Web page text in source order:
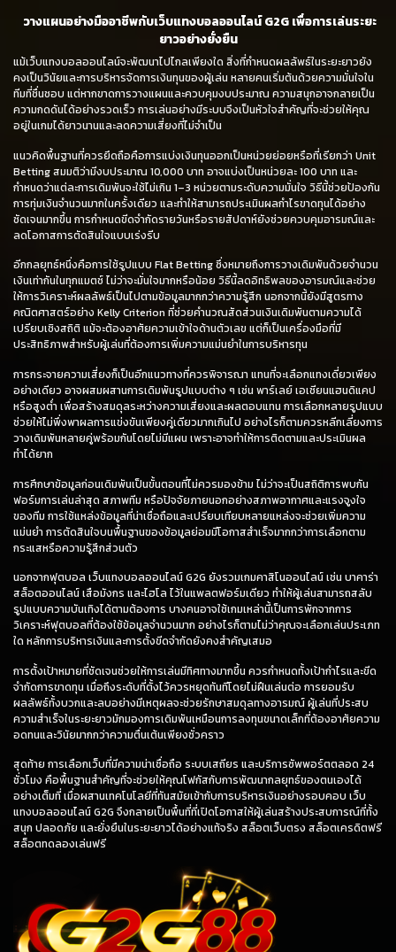
วางแผนอย่างมืออาชีพกับเว็บแทงบอลออนไลน์ G2G เพื่อการเล่นระยะ
ยาวอย่างยั่งยืน
แม้เว็บแทงบอลออนไลน์จะพัฒนาไปไกลเพียงใด สิ่งที่กำหนดผลลัพธ์ในระยะยาวยัง
คงเป็นวินัยและการบริหารจัดการเงินทุนของผู้เล่น หลายคนเริ่มต้นด้วยความมั่นใจใน
ทีมที่ชื่นชอบ แต่หากขาดการวางแผนและควบคุมงบประมาณ ความสนุกอาจกลายเป็น
ความกดดันได้อย่างรวดเร็ว การเล่นอย่างมีระบบจึงเป็นหัวใจสำคัญที่จะช่วยให้คุณ
อยู่ในเกมได้ยาวนานและลดความเสี่ยงที่ไม่จำเป็น
แนวคิดพื้นฐานที่ควรยึดถือคือการแบ่งเงินทุนออกเป็นหน่วยย่อยหรือที่เรียกว่า Unit
Betting สมมติว่ามีงบประมาณ 10,000 บาท อาจแบ่งเป็นหน่วยละ 100 บาท และ
กำหนดว่าแต่ละการเดิมพันจะใช้ไม่เกิน 1–3 หน่วยตามระดับความมั่นใจ วิธีนี้ช่วยป้องกัน
การทุ่มเงินจำนวนมากในครั้งเดียว และทำให้สามารถประเมินผลกำไรขาดทุนได้อย่าง
ชัดเจนมากขึ้น การกำหนดขีดจำกัดรายวันหรือรายสัปดาห์ยังช่วยควบคุมอารมณ์และ
ลดโอกาสการตัดสินใจแบบเร่งรีบ
อีกกลยุทธ์หนึ่งคือการใช้รูปแบบ Flat Betting ซึ่งหมายถึงการวางเดิมพันด้วยจำนวน
เงินเท่ากันในทุกแมตช์ ไม่ว่าจะมั่นใจมากหรือน้อย วิธีนี้ลดอิทธิพลของอารมณ์และช่วย
ให้การวิเคราะห์ผลลัพธ์เป็นไปตามข้อมูลมากกว่าความรู้สึก นอกจากนี้ยังมีสูตรทาง
คณิตศาสตร์อย่าง Kelly Criterion ที่ช่วยคำนวณสัดส่วนเงินเดิมพันตามความได้
เปรียบเชิงสถิติ แม้จะต้องอาศัยความเข้าใจด้านตัวเลข แต่ก็เป็นเครื่องมือที่มี
ประสิทธิภาพสำหรับผู้เล่นที่ต้องการเพิ่มความแม่นยำในการบริหารทุน
การกระจายความเสี่ยงก็เป็นอีกแนวทางที่ควรพิจารณา แทนที่จะเลือกแทงเดี่ยวเพียง
อย่างเดียว อาจผสมผสานการเดิมพันรูปแบบต่าง ๆ เช่น พาร์เลย์ เอเชียนแฮนดิแคป
หรือสูงต่ำ เพื่อสร้างสมดุลระหว่างความเสี่ยงและผลตอบแทน การเลือกหลายรูปแบบ
ช่วยให้ไม่พึ่งพาผลการแข่งขันเพียงคู่เดียวมากเกินไป อย่างไรก็ตามควรหลีกเลี่ยงการ
วางเดิมพันหลายคู่พร้อมกันโดยไม่มีแผน เพราะอาจทำให้การติดตามและประเมินผล
ทำได้ยาก
การศึกษาข้อมูลก่อนเดิมพันเป็นขั้นตอนที่ไม่ควรมองข้าม ไม่ว่าจะเป็นสถิติการพบกัน
ฟอร์มการเล่นล่าสุด สภาพทีม หรือปัจจัยภายนอกอย่างสภาพอากาศและแรงจูงใจ
ของทีม การใช้แหล่งข้อมูลที่น่าเชื่อถือและเปรียบเทียบหลายแหล่งจะช่วยเพิ่มความ
แม่นยำ การตัดสินใจบนพื้นฐานของข้อมูลย่อมมีโอกาสสำเร็จมากกว่าการเลือกตาม
กระแสหรือความรู้สึกส่วนตัว
นอกจากฟุตบอล เว็บแทงบอลออนไลน์ G2G ยังรวมเกมคาสิโนออนไลน์ เช่น บาคาร่า
สล็อตออนไลน์ เสือมังกร และไฮโล ไว้ในแพลตฟอร์มเดียว ทำให้ผู้เล่นสามารถสลับ
รูปแบบความบันเทิงได้ตามต้องการ บางคนอาจใช้เกมเหล่านี้เป็นการพักจากการ
วิเคราะห์ฟุตบอลที่ต้องใช้ข้อมูลจำนวนมาก อย่างไรก็ตามไม่ว่าคุณจะเลือกเล่นประเภท
ใด หลักการบริหารเงินและการตั้งขีดจำกัดยังคงสำคัญเสมอ
การตั้งเป้าหมายที่ชัดเจนช่วยให้การเล่นมีทิศทางมากขึ้น ควรกำหนดทั้งเป้ากำไรและขีด
จำกัดการขาดทุน เมื่อถึงระดับที่ตั้งไว้ควรหยุดทันทีโดยไม่ฝืนเล่นต่อ การยอมรับ
ผลลัพธ์ทั้งบวกและลบอย่างมีเหตุผลจะช่วยรักษาสมดุลทางอารมณ์ ผู้เล่นที่ประสบ
ความสำเร็จในระยะยาวมักมองการเดิมพันเหมือนการลงทุนขนาดเล็กที่ต้องอาศัยความ
อดทนและวินัยมากกว่าความตื่นเต้นเพียงชั่วคราว
สุดท้าย การเลือกเว็บที่มีความน่าเชื่อถือ ระบบเสถียร และบริการซัพพอร์ตตลอด 24
ชั่วโมง คือพื้นฐานสำคัญที่จะช่วยให้คุณโฟกัสกับการพัฒนากลยุทธ์ของตนเองได้
อย่างเต็มที่ เมื่อผสานเทคโนโลยีที่ทันสมัยเข้ากับการบริหารเงินอย่างรอบคอบ เว็บ
แทงบอลออนไลน์ G2G จึงกลายเป็นพื้นที่ที่เปิดโอกาสให้ผู้เล่นสร้างประสบการณ์ที่ทั้ง
สนุก ปลอดภัย และยั่งยืนในระยะยาวได้อย่างแท้จริง สล็อตเว็บตรง สล็อตเครดิตฟรี
สล็อตทดลองเล่นฟรี